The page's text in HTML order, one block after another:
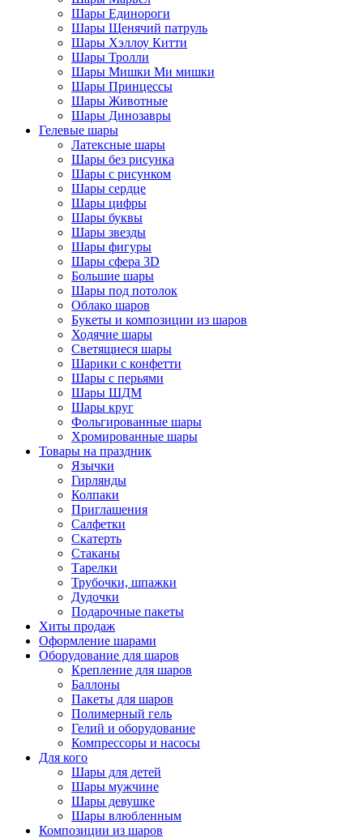
Шары Единороги
Шары Щенячий патруль
Шары Хэллоу Китти
Шары Тролли
Шары Мишки Ми мишки
Шары Принцессы
Шары Животные
Шары Динозавры
Гелевые шары
Латексные шары
Шары без рисунка
Шары с рисунком
Шары сердце
Шары цифры
Шары буквы
Шары звезды
Шары фигуры
Шары сфера 3D
Большие шары
Шары под потолок
Облако шаров
Букеты и композиции из шаров
Ходячие шары
Светящиеся шары
Шарики с конфетти
Шары с перьями
Шары ШДМ
Шары круг
Фольгированные шары
Хромированные шары
Товары на праздник
Язычки
Гирлянды
Колпаки
Приглашения
Салфетки
Скатерть
Стаканы
Тарелки
Трубочки, шпажки
Дудочки
Подарочные пакеты
Хиты продаж
Оформление шарами
Оборудование для шаров
Крепление для шаров
Баллоны
Пакеты для шаров
Полимерный гель
Гелий и оборудование
Компрессоры и насосы
Для кого
Шары для детей
Шары мужчине
Шары девушке
Шары влюбленным
Композиции из шаров